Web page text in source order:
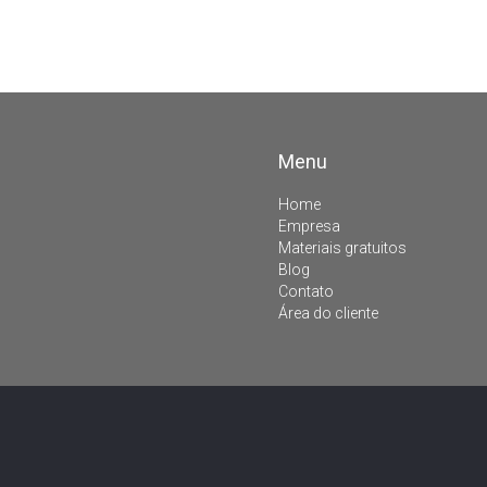
Menu
Home
Empresa
Materiais gratuitos
Blog
Contato
Área do cliente